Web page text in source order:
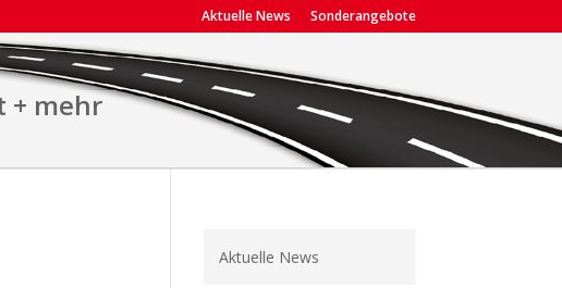
Aktuelle News Sonderangebote
+ mehr
Aktuelle News